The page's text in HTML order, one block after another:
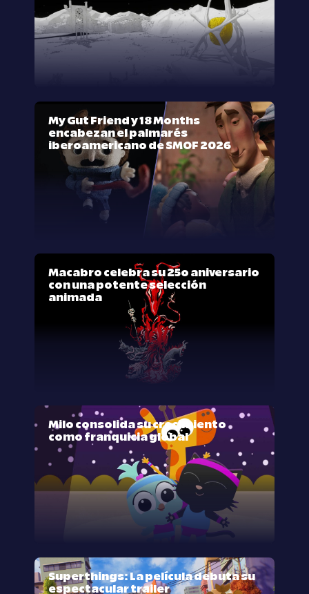
My Gut Friend y 18 Months
encabezan el palmarés
iberoamericano de SMOF 2026
Macabro celebra su 25º aniversario
con una potente selección
animada
Milo consolida su crecimiento
como franquicia global
Superthings: La película debuta su
espectacular trailer